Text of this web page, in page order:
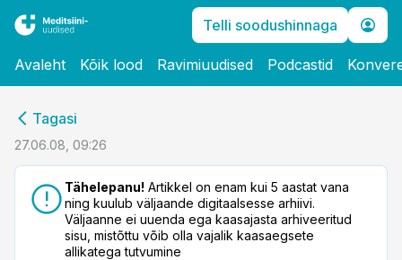
Telli soodushinnaga
Avaleht Kõik lood Ravimiuudised Podcastid
Tagasi
27.06.08, 09:26
Tähelepanu! Artikkel on enam kui 5 aastat vana
ning kuulub väljaande digitaalsesse arhiivi.
Väljaanne ei uuenda ega kaasajasta arhiveeritud
sisu, mistõttu võib olla vajalik kaasaegsete
allikatega tutvumine